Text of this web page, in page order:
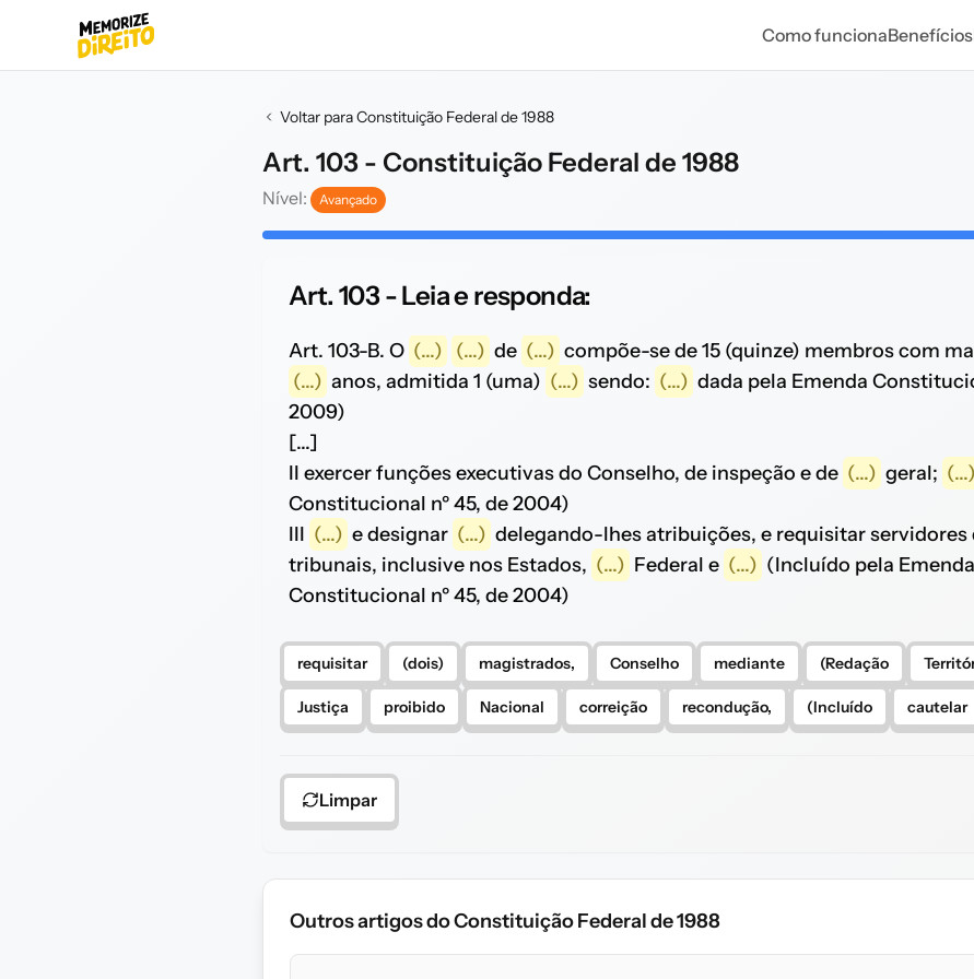
Como funcionaBenefícios
Voltar para Constituição Federal de 1988
Art. 103 - Constituição Federal de 1988
Nível: Avançado
Art. 103 - Leia e responda:
Art. 103-B. O (...) (...) de (...) compõe-se de 15 (quinze) membros com
(...) anos, admitida 1 (uma) (...) sendo: (...) dada pela Emenda
2009)
[...]
II exercer funções executivas do Conselho, de inspeção e de (...) geral; (...)
Constitucional nº 45, de 2004)
III (...) e designar (...) delegando-lhes atribuições, e requisitar servidores
tribunais, inclusive nos Estados, (...) Federal e (...) (Incluído pela Emenda
Constitucional nº 45, de 2004)
requisitar (dois) magistrados, Conselho mediante (Redação
Justiça proibido Nacional correição recondução, (Incluído cautelar
Limpar
Outros artigos do Constituição Federal de 1988